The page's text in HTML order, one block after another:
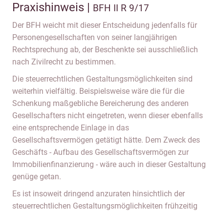
Praxishinweis | BFH II R 9/17
Der BFH weicht mit dieser Entscheidung jedenfalls für
Personengesellschaften von seiner langjährigen
Rechtsprechung ab, der Beschenkte sei ausschließlich
nach Zivilrecht zu bestimmen.
Die steuerrechtlichen Gestaltungsmöglichkeiten sind
weiterhin vielfältig. Beispielsweise wäre die für die
Schenkung maßgebliche Bereicherung des anderen
Gesellschafters nicht eingetreten, wenn dieser ebenfalls
eine entsprechende Einlage in das
Gesellschaftsvermögen getätigt hätte. Dem Zweck des
Geschäfts - Aufbau des Gesellschaftsvermögen zur
Immobilienfinanzierung - wäre auch in dieser Gestaltung
genüge getan.
Es ist insoweit dringend anzuraten hinsichtlich der
steuerrechtlichen Gestaltungsmöglichkeiten frühzeitig